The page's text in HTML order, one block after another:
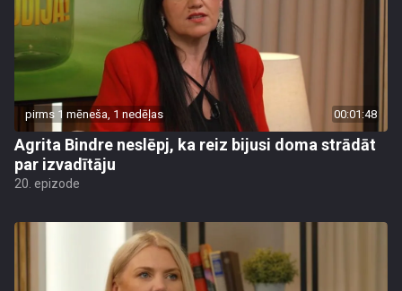
pirms 1 mēneša, 1 nedēļas 00:01:48
Agrita Bindre neslēpj, ka reiz bijusi doma strādāt
par izvadītāju
20. epizode